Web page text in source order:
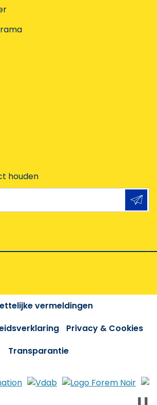
houden
vermeldingen
Privacy & Cookies
Transparantie
❚❚